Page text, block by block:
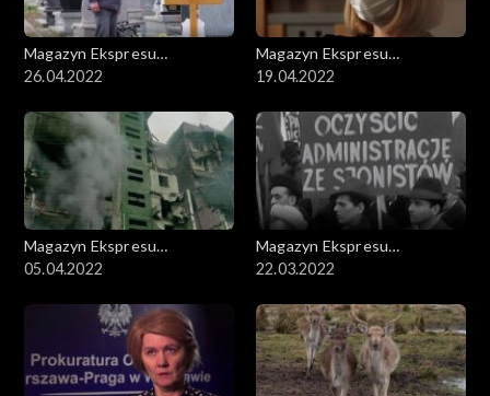
Magazyn Ekspresu
Reporterów
26.04.2022
Magazyn Ekspresu
Reporterów
19.04.2022
Magazyn Ekspresu
Reporterów
05.04.2022
Magazyn Ekspresu
Reporterów
22.03.2022